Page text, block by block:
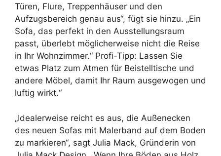
Türen, Flure, Treppenhäuser und den
Aufzugsbereich genau aus“, fügt sie hinzu. „Ein
Sofa, das perfekt in den Ausstellungsraum
passt, überlebt möglicherweise nicht die Reise
in Ihr Wohnzimmer.“ Profi-Tipp: Lassen Sie
etwas Platz zum Atmen für Beistelltische und
andere Möbel, damit Ihr Raum ausgewogen und
luftig wirkt.“
„Idealerweise reicht es aus, die Außenecken
des neuen Sofas mit Malerband auf dem Boden
zu markieren“, sagt Julia Mack, Gründerin von